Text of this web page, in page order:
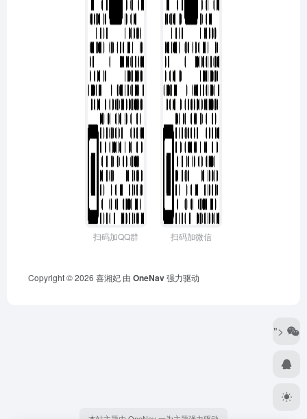
扫码加QQ群 扫码加微信
Copyright © 2026 喜湘妃 由 OneNav强力驱动
">